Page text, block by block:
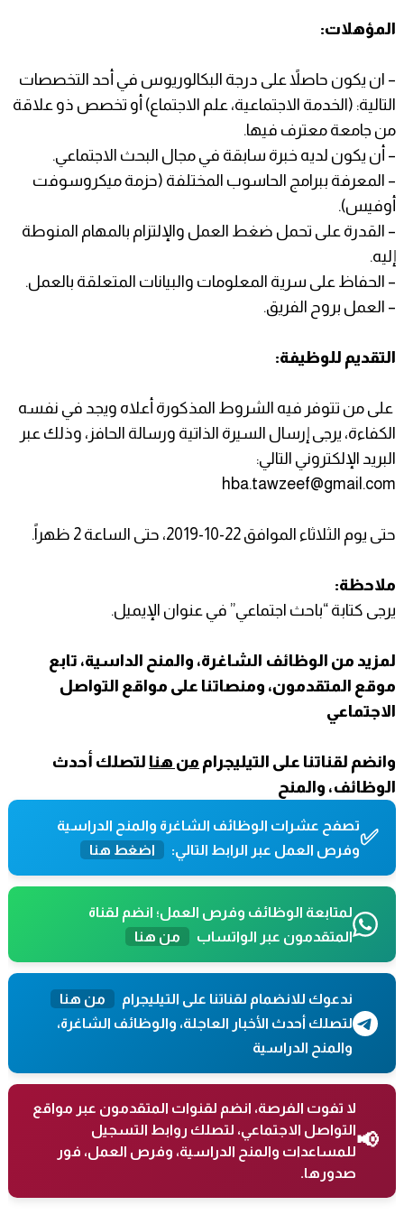
المؤهلات:
– ان يكون حاصلاً على درجة البكالوريوس في أحد التخصصات
التالية: (الخدمة الاجتماعية، علم الاجتماع) أو تخصص ذو علاقة
من جامعة معترف فيها.
– أن يكون لديه خبرة سابقة في مجال البحث الاجتماعي.
– المعرفة ببرامج الحاسوب المختلفة (حزمة ميكروسوفت
أوفيس).
– القدرة على تحمل ضغط العمل والإلتزام بالمهام المنوطة
إليه.
– الحفاظ على سرية المعلومات والبيانات المتعلقة بالعمل.
– العمل بروح الفريق.
التقديم للوظيفة:
على من تتوفر فيه الشروط المذكورة أعلاه ويجد في نفسه
الكفاءة، يرجى إرسال السيرة الذاتية ورسالة الحافز، وذلك عبر
البريد الإلكتروني التالي:
hba.tawzeef@gmail.com
حتى يوم الثلاثاء الموافق 22-10-2019، حتى الساعة 2 ظهراً.
ملاحظة:
يرجى كتابة “باحث اجتماعي” في عنوان الإيميل.
لمزيد من الوظائف الشاغرة، والمنح الداسية، تابع
موقع المتقدمون، ومنصاتنا على مواقع التواصل
الاجتماعي
وانضم لقناتنا على التيليجرام من هنا لتصلك أحدث
الوظائف، والمنح
✅تصفح عشرات الوظائف الشاغرة والمنح الدراسية
وفرص العمل عبر الرابط التالي:
اضغط هنا
لمتابعة الوظائف وفرص العمل؛ انضم لقناة
المتقدمون عبر الواتساب
من هنا
ندعوك للانضمام لقناتنا على التيليجرام
من هنا
لتصلك أحدث الأخبار العاجلة، والوظائف الشاغرة،
والمنح الدراسية
📢
لا تفوت الفرصة، انضم لقنوات المتقدمون عبر مواقع
التواصل الاجتماعي، لتصلك روابط التسجيل
للمساعدات والمنح الدراسية، وفرص العمل، فور
صدورها.